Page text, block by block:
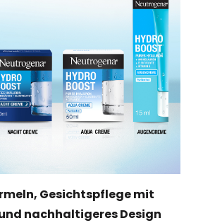
Gesichtspflege mit
nachhaltigeres Design